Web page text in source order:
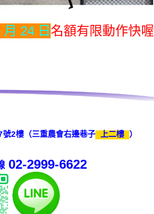
24 日 名額有限動作快喔
號2樓（三重農會右邊巷子上二樓 ）
02-2999-6622